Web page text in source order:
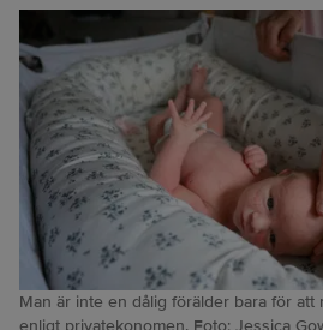
Man är inte en dålig förälder bara för att
enligt privatekonomen. Foto: Jessica